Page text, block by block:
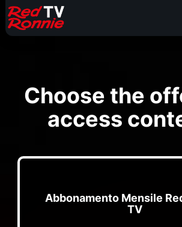
Choose the
access
Abbonamento Mensile
TV